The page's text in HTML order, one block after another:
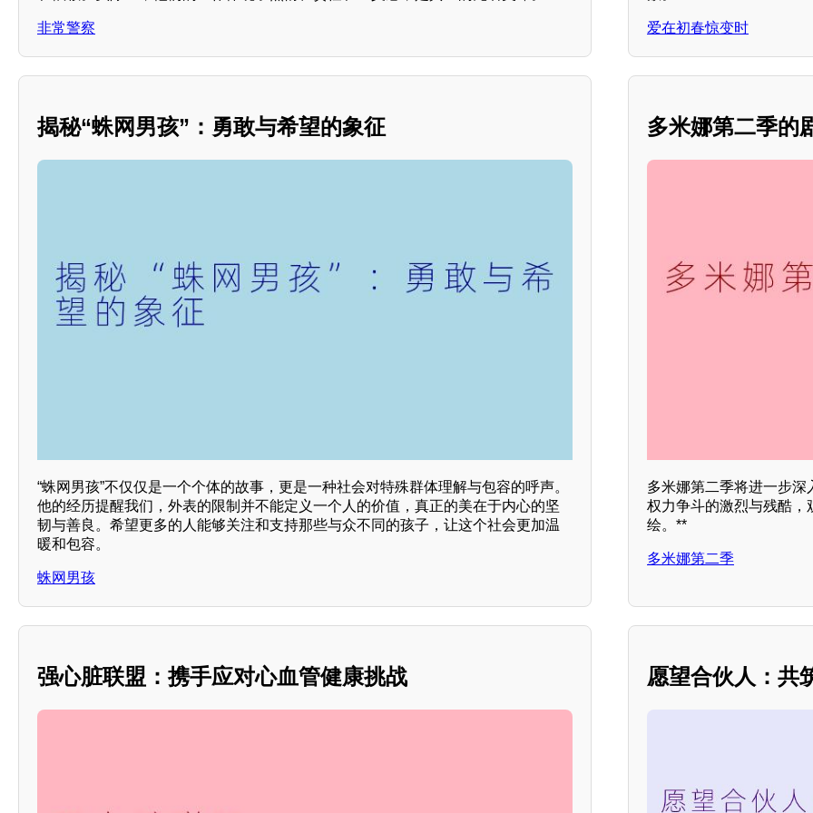
非常警察 爱在初春惊变时
揭秘“蛛网男孩”：勇敢与希望的象征
“蛛网男孩”不仅仅是一个个体的故事，更是一种社会对特殊群体理解与包容的呼声。
他的经历提醒我们，外表的限制并不能定义一个人的价值，真正的美在于内心的坚
韧与善良。希望更多的人能够关注和支持那些与众不同的孩子，让这个社会更加温
暖和包容。
蛛网男孩
多米娜第二季的
多米娜第二季将进一步
权力争斗的激烈与残酷，
绘。**
多米娜第二季
强心脏联盟：携手应对心血管健康挑战 愿望合伙人：共